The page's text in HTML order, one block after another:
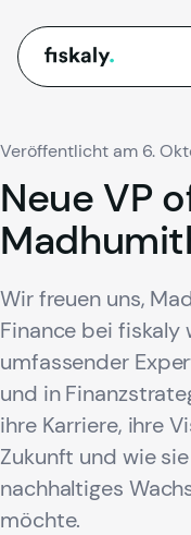
fiskaly.
Veröffentlicht am 6.
NeueVP
Wir freuen uns,
Finance bei fiskaly
umfassender
und in
ihre Karriere, ihre
Zukunft und wie
nachhaltiges
möchte.